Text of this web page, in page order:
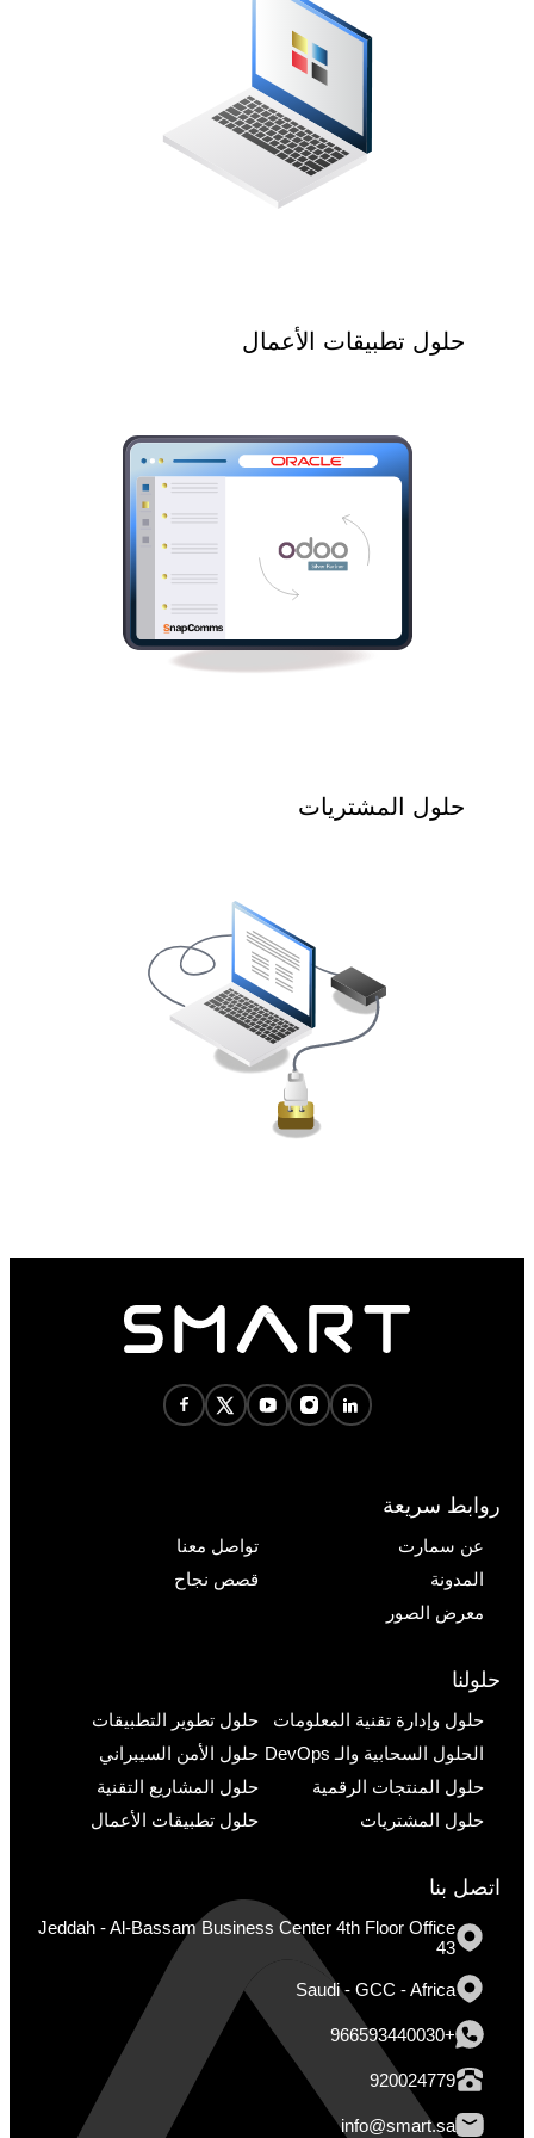
حلول تطبيقات الأعمال
حلول المشتريات
روابط سريعة
عن سمارت
تواصل معنا
المدونة
قصص نجاح
معرض الصور
حلولنا
حلول وإدارة تقنية المعلومات
حلول تطوير التطبيقات
الحلول السحابية والـ DevOps
حلول الأمن السيبراني
حلول المنتجات الرقمية
حلول المشاريع التقنية
حلول المشتريات
حلول تطبيقات الأعمال
اتصل بنا
Jeddah - Al-Bassam Business Center 4th Floor Office
43
Saudi - GCC - Africa
+966593440030
920024779
info@smart.sa